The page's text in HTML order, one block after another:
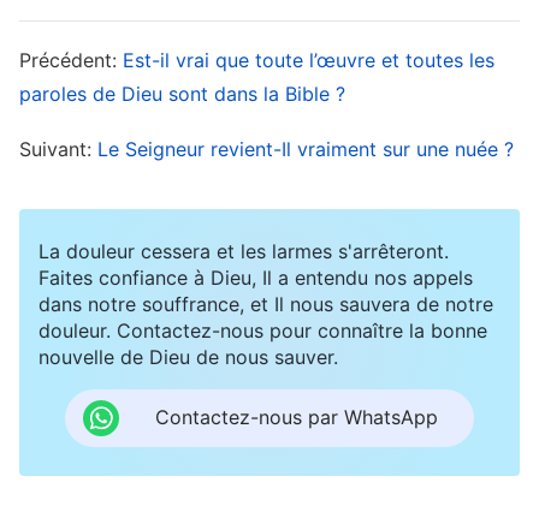
je frappe. Si quelqu’un entend ma voix et ouvre
la porte, j’entrerai chez lui, je souperai avec lui,
et lui avec moi»(Apocalypse3:20)
entendent ma voix ; je les connais, et elles me
oreilles entende ce que l’Esprit dit aux Églises»
(Apocalypse chapitres 2, 3) . On voit que dans Ses
prophéties sur Son retour, le Seigneur mentionne
toujours «le Fils de l’homme », «l’avènement
du Fils de l’homme», «le Fils de l’homme
viendra», «
Si quelqu’un entend ma voix et
ouvre la porte» et «Mes brebis entendent ma
Précédent: Est-il vrai que toute l’œuvre et toutes les
paroles de Dieu sont dans la Bible ?
Suivant: Le Seigneur revient-Il vraiment sur une nuée ?
La douleur cessera et les larmes s'arrêteront.
Faites confiance à Dieu, Il a entendu nos appels
dans notre souffrance, et Il nous sauvera de notre
douleur. Contactez-nous pour connaître la bonne
nouvelle de Dieu de nous sauver.
Contactez-nous par WhatsApp